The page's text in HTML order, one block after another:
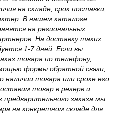
на складе, срок поставки,
В нашем каталоге
на региональных
На доставку таких
1-7 дней. Если вы
товара по телефону,
формы обратной связи,
товара или сроке его
товар в резерв и
заказа мы
на конкретном складе для